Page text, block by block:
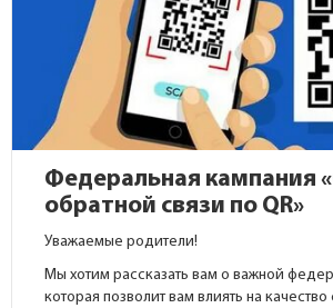
Федеральная кампания
обратной связи по QR»
Уважаемые родители!
Мы хотим рассказать вам о важной
которая позволит вам влиять на